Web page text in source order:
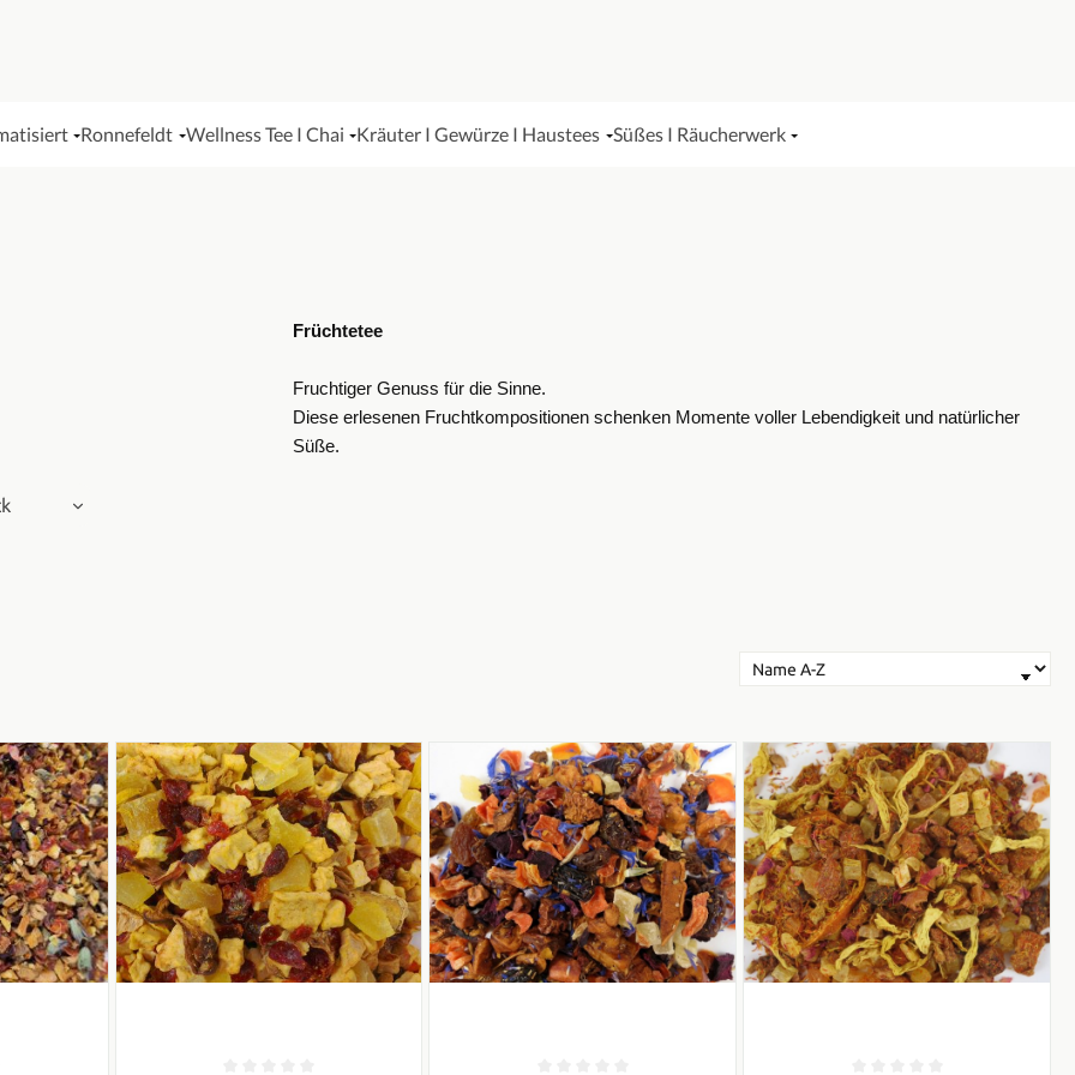
Ronnefeldt Wellness Tee I Chai Kräuter I Gewürze I Haustees Süßes I Räucherwerk
Früchtetee
Fruchtiger Genuss für die Sinne.
Diese erlesenen Fruchtkompositionen schenken Momente voller Lebendigkeit und natürlicher
Süße.